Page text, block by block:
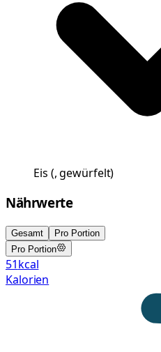
Eis (, gewürfelt)
Nährwerte
Gesamt
Pro Portion
Pro Portion
51kcal
Kalorien